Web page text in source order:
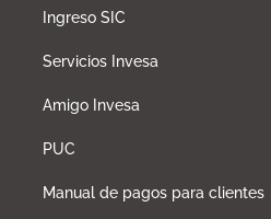
Ingreso SIC
Servicios Invesa
Amigo Invesa
PUC
Manual de pagos para clientes